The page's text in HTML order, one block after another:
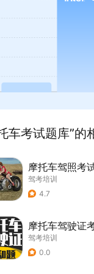
车考试题库”
摩托车驾照考
驾考培训
4.7
摩托车驾驶证
驾考培训
0.0